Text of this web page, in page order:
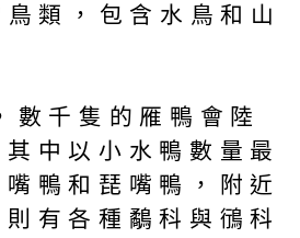
類，包含水鳥和山
數千隻的雁鴨會陸
中以小水鴨數量最
鴨和琵嘴鴨，附近
有各種鷸科與鴴科